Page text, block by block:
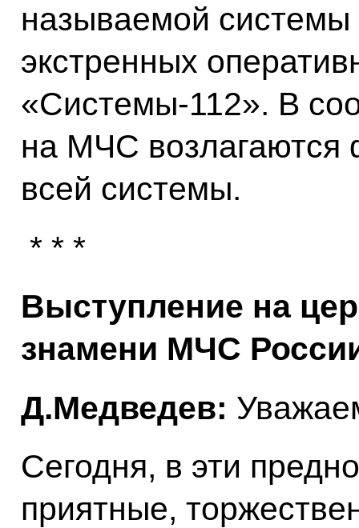
называемой системы
экстренных
«Системы-112». В
на МЧС возлагаются
всей системы.
* * *
Выступление на
знамени МЧС
Д.Медведев:
Сегодня, в эти
приятные,